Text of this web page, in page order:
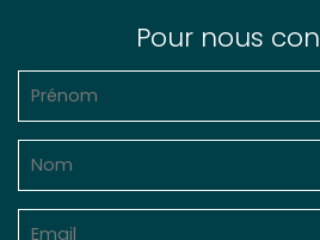
Pour nous